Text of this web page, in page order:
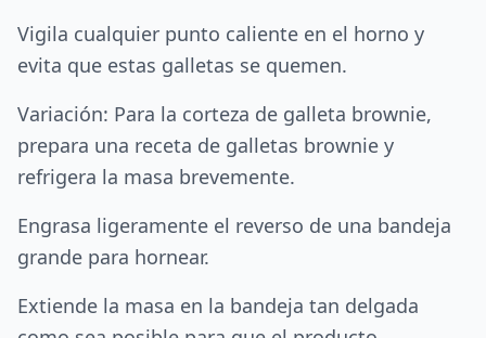
Vigila cualquier punto caliente en el horno y
evita que estas galletas se quemen.
Variación: Para la corteza de galleta brownie,
prepara una receta de galletas brownie y
refrigera la masa brevemente.
Engrasa ligeramente el reverso de una bandeja
grande para hornear.
Extiende la masa en la bandeja tan delgada